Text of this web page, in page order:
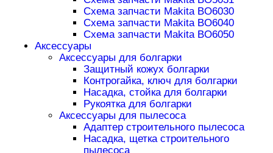
Схема запчасти Makita BO6030
Схема запчасти Makita BO6040
Схема запчасти Makita BO6050
Аксессуары
Аксессуары для болгарки
Защитный кожух болгарки
Контрогайка, ключ для болгарки
Насадка, стойка для болгарки
Рукоятка для болгарки
Аксессуары для пылесоса
Адаптер строительного пылесоса
Насадка, щетка строительного
пылесоса